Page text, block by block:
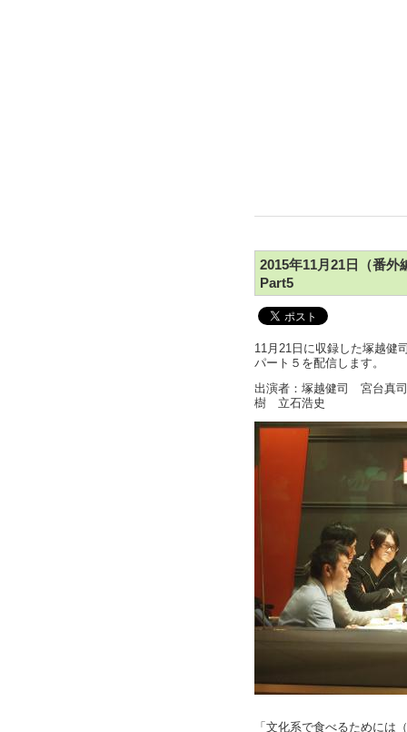
2015年11月21日（番外
Part5
11月21日に収録した塚越健
パート５を配信します。
出演者：塚越健司 宮台真
樹 立石浩史
「文化系で食べるためには